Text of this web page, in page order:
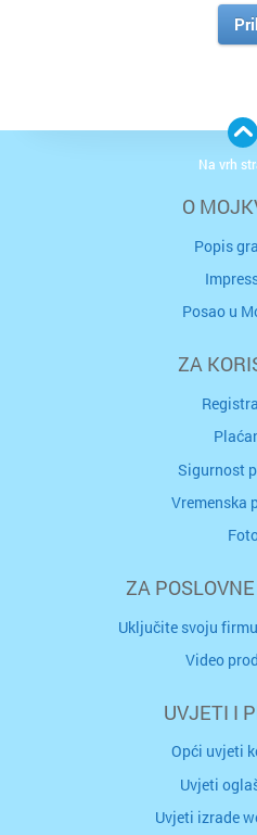
O
Popis
Posao u
ZA
Sigurnost
Vremenska
ZA
Uključite svoju
Video
UVJETI I
Opći uvjeti
Uvjeti
Uvjeti izrade
Na vrh